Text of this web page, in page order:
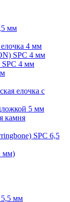
мм
4 мм
SPC 4 мм
SPC 4 мм
елочка с
5 мм
камня
SPC 6,5
мм)
5,5 мм